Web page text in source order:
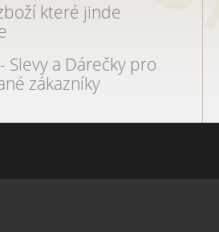
které jinde
Slevy a Dárečky pro
zákazníky